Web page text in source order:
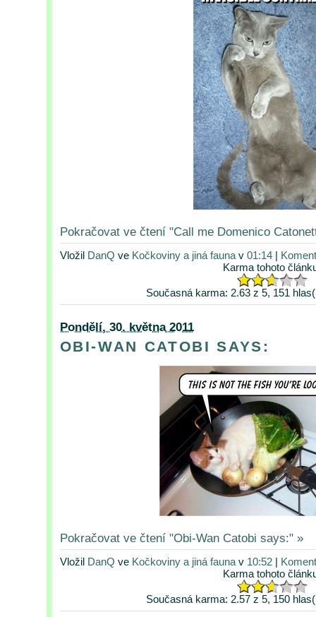
Pokračovat ve čtení "Call me Domenico
Vložil DanQ ve Kočkoviny a jiná faunav 01:14|
Karma tohoto
Současná karma: 2.63 z 5, 151
Pondělí, 30. května 2011
OBI-WAN CATOBI SAYS:
Pokračovat ve čtení "Obi-Wan Catobi says:" »
Vložil DanQ ve Kočkoviny a jiná faunav 10:52|
Karma tohoto
Současná karma: 2.57 z 5, 150